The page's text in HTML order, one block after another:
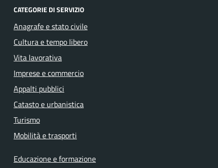
CATEGORIE DI SERVIZIO
Anagrafe e stato civile
Cultura e tempo libero
Vita lavorativa
Imprese e commercio
Appalti pubblici
Catasto e urbanistica
Turismo
Mobilità e trasporti
Educazione e formazione